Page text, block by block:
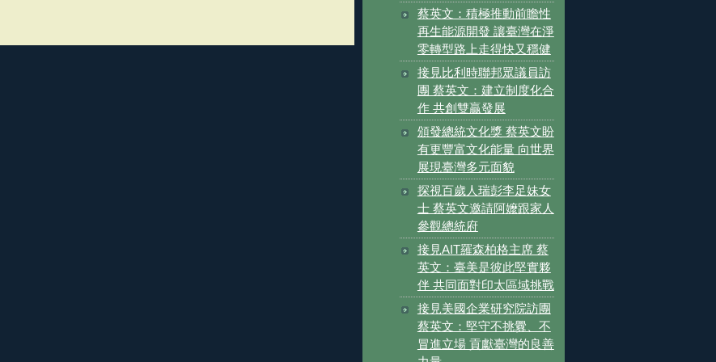
蔡英文：積極推動前瞻性
再生能源開發 讓臺灣在淨
零轉型路上走得快又穩健
接見比利時聯邦眾議員訪
團 蔡英文：建立制度化合
作 共創雙贏發展
頒發總統文化獎 蔡英文盼
有更豐富文化能量 向世界
展現臺灣多元面貌
探視百歲人瑞彭李足妹女
士 蔡英文邀請阿嬤跟家人
參觀總統府
接見AIT羅森柏格主席 蔡
英文：臺美是彼此堅實夥
伴 共同面對印太區域挑戰
接見美國企業研究院訪團
蔡英文：堅守不挑釁、不
冒進立場 貢獻臺灣的良善